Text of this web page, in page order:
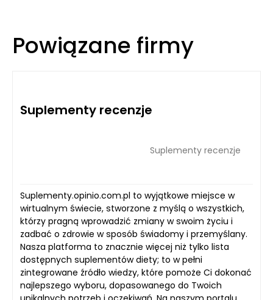
Powiązane firmy
Suplementy recenzje
Suplementy recenzje
Suplementy.opinio.com.pl to wyjątkowe miejsce w
wirtualnym świecie, stworzone z myślą o wszystkich,
którzy pragną wprowadzić zmiany w swoim życiu i
zadbać o zdrowie w sposób świadomy i przemyślany.
Nasza platforma to znacznie więcej niż tylko lista
dostępnych suplementów diety; to w pełni
zintegrowane źródło wiedzy, które pomoże Ci dokonać
najlepszego wyboru, dopasowanego do Twoich